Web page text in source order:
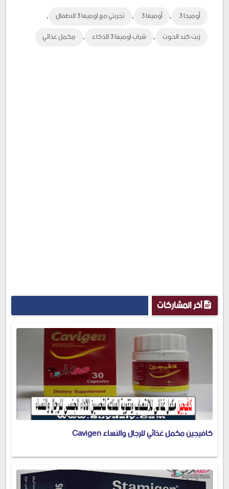
Plus أوميجا 3 , أوميغا 3 , تجربتي مع اوميغا 3 للاطفال ,
زيت كبد الحوت , شراب اوميغا 3 للذكاء , مكمل غذائي
آخر المشاركات
كافيجين مكمل غذائي للرجال والنساء Cavigen